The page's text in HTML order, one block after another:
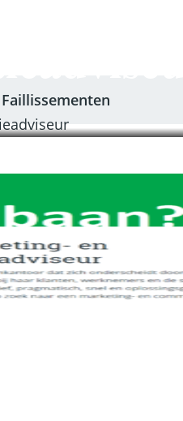
Faillissementen